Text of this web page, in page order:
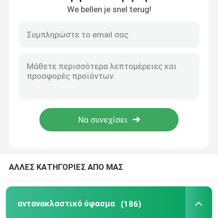
We bellen je snel terug!
ΑΛΛΕΣ ΚΑΤΗΓΟΡΙΕΣ ΑΠΟ ΜΑΣ
αντανακλαστικό ύφασμα (186)